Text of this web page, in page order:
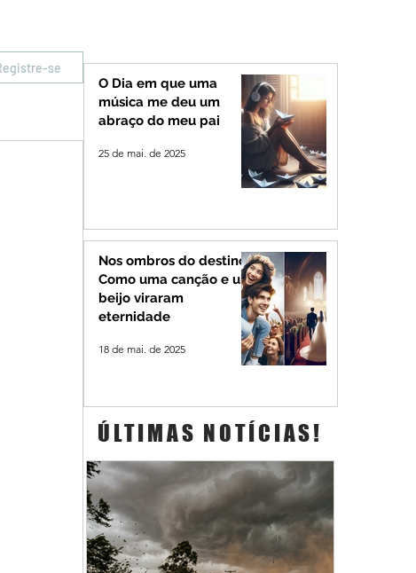
se
O Dia em que uma
música me deu um
abraço do meu pai
25 de mai. de 2025
Nos ombros do destino:
Como uma canção e um
beijo viraram
eternidade
18 de mai. de 2025
ÚLTIMAS NOTÍCIAS!